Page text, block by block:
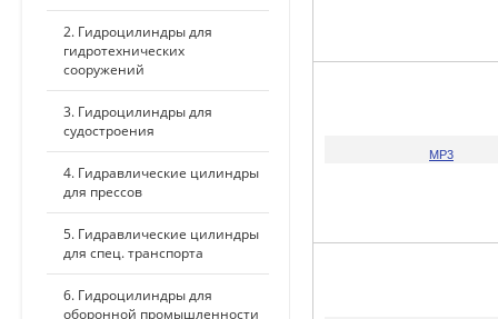
MP3
2. Гидроцилиндры для
гидротехнических
сооружений
3. Гидроцилиндры для
судостроения
4. Гидравлические цилиндры
для прессов
5. Гидравлические цилиндры
для спец. транспорта
6. Гидроцилиндры для
оборонной промышленности